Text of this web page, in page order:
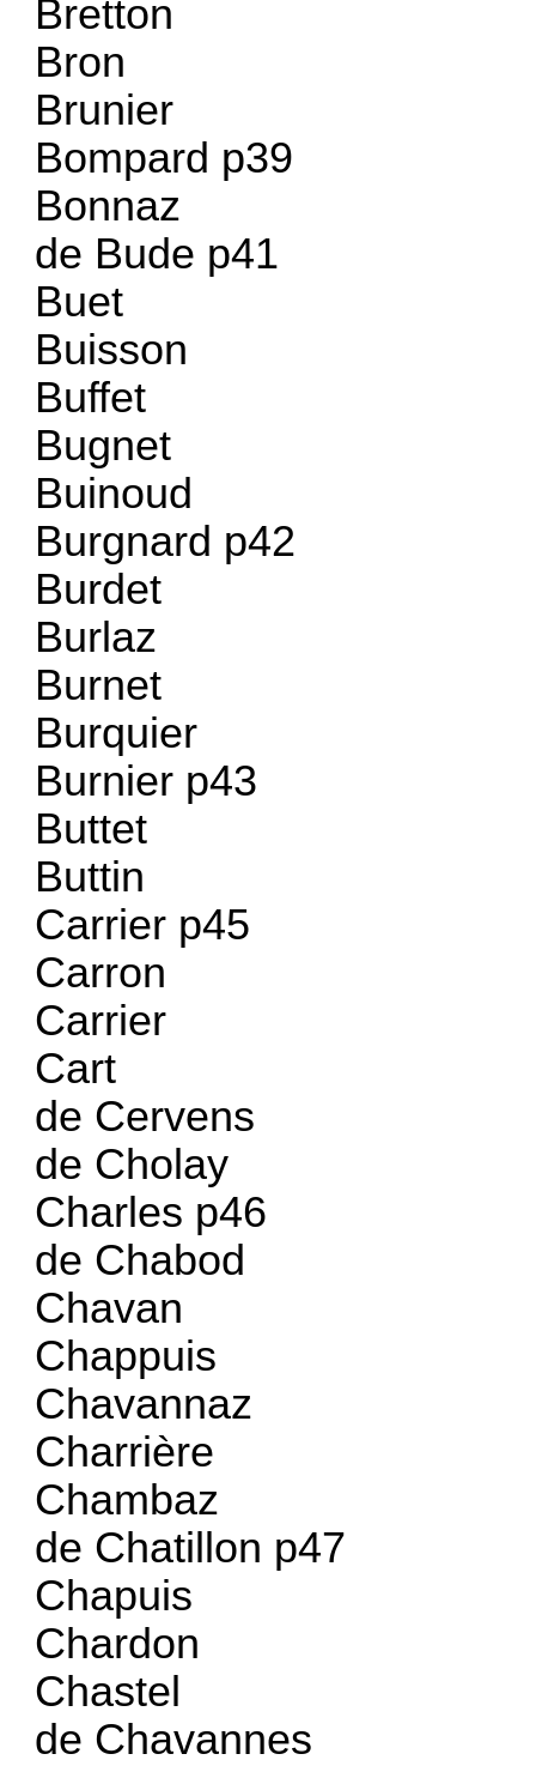
Bretton
Bron
Brunier
Bompard p39
Bonnaz
de Bude p41
Buet
Buisson
Buffet
Bugnet
Buinoud
Burgnard p42
Burdet
Burlaz
Burnet
Burquier
Burnier p43
Buttet
Buttin
Carrier p45
Carron
Carrier
Cart
de Cervens
de Cholay
Charles p46
de Chabod
Chavan
Chappuis
Chavannaz
Charrière
Chambaz
de Chatillon p47
Chapuis
Chardon
Chastel
de Chavannes